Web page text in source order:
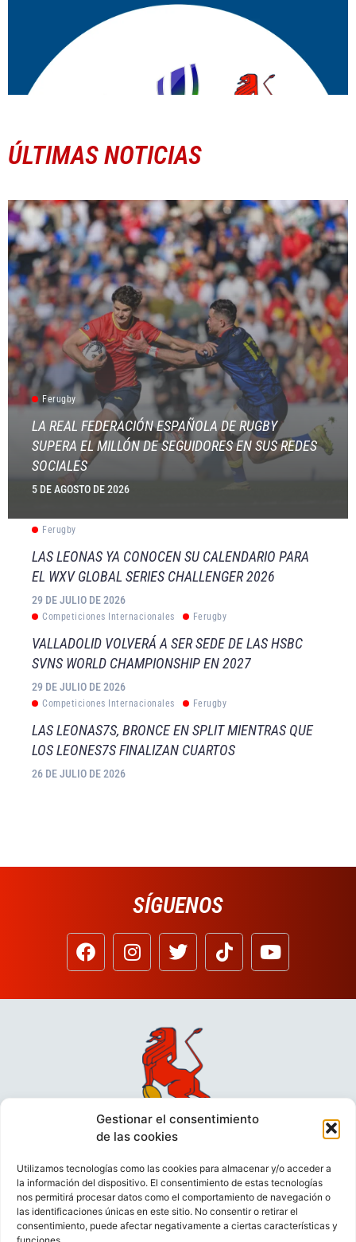
Gestionar el consentimiento
de las cookies
Utilizamos tecnologías como las cookies para almacenar y/o acceder a
la información del dispositivo. El consentimiento de estas tecnologías
nos permitirá procesar datos como el comportamiento de navegación o
las identificaciones únicas en este sitio. No consentir o retirar el
consentimiento, puede afectar negativamente a ciertas características y
ÚLTIMAS NOTICIAS
Ferugby
LA REAL FEDERACIÓN ESPAÑOLA DE RUGBY
SUPERA EL MILLÓN DE SEGUIDORES EN SUS REDES
SOCIALES
5 DE AGOSTO DE 2026
Ferugby
LAS LEONAS YA CONOCEN SU CALENDARIO PARA
EL WXV GLOBAL SERIES CHALLENGER 2026
29 DE JULIO DE 2026
Competiciones Internacionales Ferugby
VALLADOLID VOLVERÁ A SER SEDE DE LAS HSBC
SVNS WORLD CHAMPIONSHIP EN 2027
29 DE JULIO DE 2026
Competiciones Internacionales Ferugby
LAS LEONAS7S, BRONCE EN SPLIT MIENTRAS QUE
LOS LEONES7S FINALIZAN CUARTOS
26 DE JULIO DE 2026
SÍGUENOS